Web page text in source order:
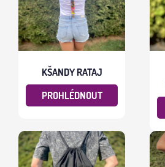
KŠANDY RATAJ
PROHLÉDNOUT